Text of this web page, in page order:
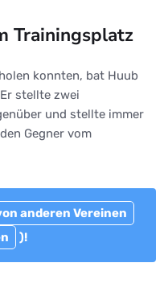
Trainingsplatz
konnten, bat Huub
stellte zwei
und stellte immer
Gegner vom
anderen Vereinen
)!